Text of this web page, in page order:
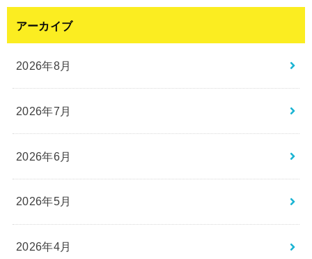
アーカイブ
2026年8月
2026年7月
2026年6月
2026年5月
2026年4月